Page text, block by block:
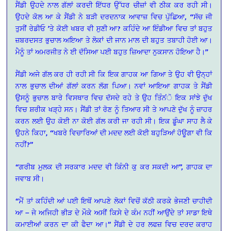
ਸੈਂਡੀ ਉਹਦੇ ਨਾਲ ਗੱਲਾਂ ਕਰਦੀ ਇੱਧਰ ਉੱਧਰ ਚੀਜ਼ਾਂ ਵੀ ਠੀਕ ਕਰ ਰਹੀ ਸੀ।
ਉਹਦੇ ਕੋਲ ਆ ਕੇ ਸੈਂਡੀ ਨੇ ਬੜੀ ਦਰਦਨਾਕ ਆਵਾਜ਼ ਵਿਚ ਪੁੱਛਿਆ, “ਸੱਚ ਜੀ
ਤੁਸੀਂ ਰੇਡੀਓ ’ਤੇ ਕੋਈ ਖਬਰ ਵੀ ਸੁਣੀ ਆ? ਕਹਿੰਦੇ ਆ ਇੰਡੀਆ ਵਿਚ ਤਾਂ ਬਹੁਤ
ਜ਼ਬਰਦਸਤ ਭੁਚਾਲ ਅਇਆ ਤੇ ਲੋਕਾਂ ਦੀ ਜਾਨ ਮਾਲ ਦੀ ਬਹੁਤ ਤਬਾਹੀ ਹੋਈ ਆ।
ਮੈਨੂੰ ਤਾਂ ਅਮਰਜੀਤ ਨੇ ਈ ਦੱਸਿਆ ਪਈ ਬਹੁਤ ਜ਼ਿਆਦਾ ਨੁਕਸਾਨ ਹੋਇਆ ਹੈ।”
ਸੈਂਡੀ ਅਜੇ ਗੱਲ ਕਰ ਹੀ ਰਹੀ ਸੀ ਕਿ ਇਕ ਗਾਹਕ ਆ ਗਿਆ ਤੇ ਉਹ ਵੀ ਉਨ੍ਹਾਂ
ਨਾਲ ਭੁਚਾਲ ਦੀਆਂ ਗੱਲਾਂ ਕਰਨ ਲੱਗ ਪਿਆ। ਨਵਾਂ ਆਇਆ ਗਾਹਕ ਤੇ ਸੈਂਡੀ
ਉਸਨੂੰ ਭੁਚਾਲ ਬਾਰੇ ਵਿਸਥਾਰ ਵਿਚ ਦੱਸਦੇ ਰਹੇ ਤੇ ਉਹ ਤਿੰਨਂੋ ਇਕ ਸਾਂਝੇ ਦੁੱਖ
ਵਿਚ ਸ਼ਰੀਕ ਖੜ੍ਹੇ ਸਨ। ਸੈਂਡੀ ਤਾਂ ਰੋਣ ਨੂੰ ਤਿਆਰ ਸੀ ਤੇ ਆਪਣੇ ਦੁੱਖ ਨੂੰ ਜ਼ਾਹਰ
ਕਰਨ ਲਈ ਉਹ ਕੋਈ ਨਾ ਕੋਈ ਗੱਲ ਕਰੀ ਜਾ ਰਹੀ ਸੀ। ਇਕ ਡੂੰਘਾ ਸਾਹ ਲੈ ਕੇ
ਉਹਨੇ ਕਿਹਾ, “ਖਬਰੇ ਵਿਚਾਰਿਆਂ ਦੀ ਮਦਦ ਲਈ ਕੋਈ ਬਹੁੜਿਆਂ ਹੋਊਗਾ ਵੀ ਕਿ
ਨਹੀਂ?”
“ਗਰੀਬ ਮੁਲਕ ਦੀ ਸਰਕਾਰ ਮਦਦ ਵੀ ਕਿੰਨੀ ਕੁ ਕਰ ਸਕਦੀ ਆ”, ਗਾਹਕ ਦਾ
ਜਵਾਬ ਸੀ।
“ਮੈਂ ਤਾਂ ਕਹਿੰਦੀ ਆਂ ਪਈ ਇਥੋਂ ਆਪਣੇ ਲੋਕਾਂ ਵਿਚੋਂ ਕੱਠੀ ਕਰਕੇ ਭੇਜਣੀ ਚਾਹੀਦੀ
ਆ – ਜੇ ਅਜਿਹੀ ਭੀੜ ਦੇ ਮੌਕੇ ਅਸੀਂ ਕਿਸੇ ਦੇ ਕੰਮ ਨਹੀਂ ਆਉਂਦੇ ਤਾਂ ਸਾਡਾ ਇਥੇ
ਕਮਾਈਆਂ ਕਰਨ ਦਾ ਕੀ ਫੈਦਾ ਆ।” ਸੈਂਡੀ ਦੇ ਹਰ ਲਫਜ਼ ਵਿਚ ਦਰਦ ਕਰਾਹ